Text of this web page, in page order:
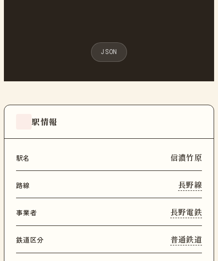
JSON
駅情報
駅名 信濃竹原
路線 長野線
事業者 長野電鉄
鉄道区分 普通鉄道